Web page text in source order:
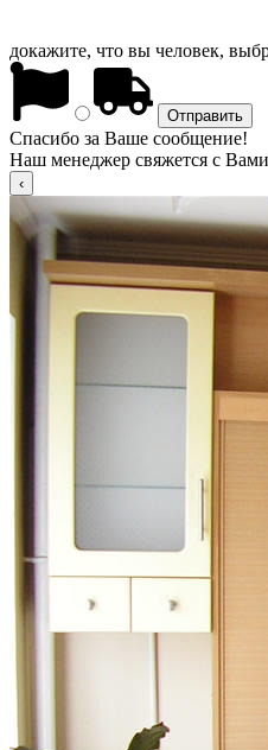
докажите, что вы человек,
Спасибо за Ваше сообщение!
Наш менеджер свяжется с